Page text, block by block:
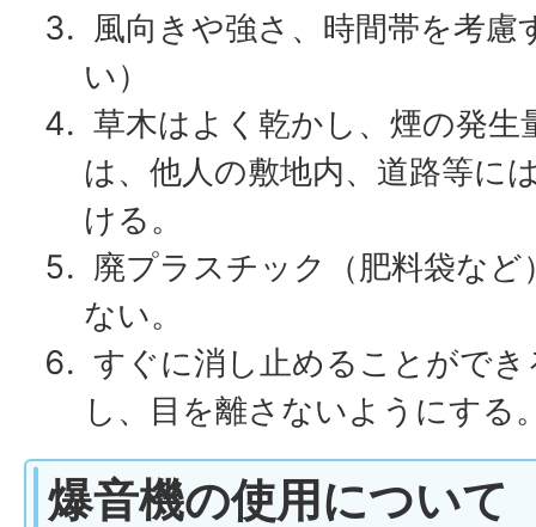
風向きや強さ、時間帯を考慮
い）
草木はよく乾かし、煙の発生
は、他人の敷地内、道路等に
ける。
廃プラスチック（肥料袋な
ない。
すぐに消し止めることがで
し、目を離さないようにする
爆音機の使用について